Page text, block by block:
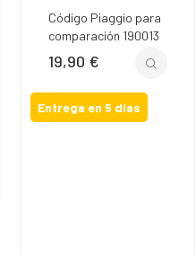
Código Piaggio para
comparación 190013
Precio
19,90 €
Entrega en 5 días